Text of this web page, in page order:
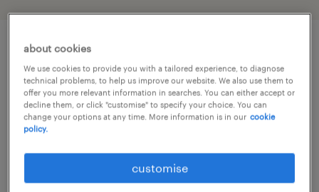
job details
Rejoins une équipe chaleureuse à Bissen en
tant que employe comptable dans le cadre
d'un contrat à temps partiel de 4 heures par
jour du lundi au vendredi.
about cookies
We use cookies to provide you with a tailored experience, to diagnose
technical problems, to help us improve our website. We also use them to
offer you more relevant information in searches. You can either accept or
decline them, or click "customise" to specify your choice. You can
change your options at any time. More information is in our cookie
policy.
customise